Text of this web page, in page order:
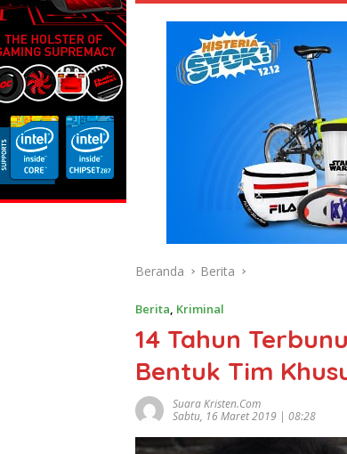
Beranda Berita
Berita, Kriminal
14 Tahun
Bentuk Tim
Suara Kristen.com
Sabtu, 16 Maret 2019 | 08:28